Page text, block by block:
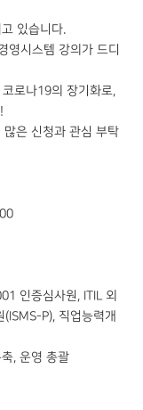
있습니다.
시스템 강의가 드디
로나19의 장기화로,
은 신청과 관심 부탁
인증심사원, ITIL 외
P), 직업능력개
, 운영 총괄